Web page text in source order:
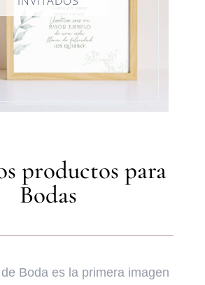
productos para
Bodas
Boda es la primera imagen